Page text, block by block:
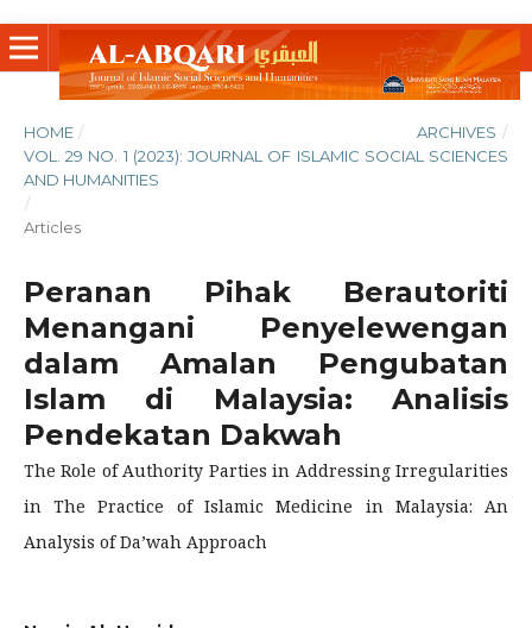
HOME / ARCHIVES /
VOL. 29 NO. 1 (2023): JOURNAL OF ISLAMIC SOCIAL SCIENCES
AND HUMANITIES
/
Articles
Peranan Pihak Berautoriti
Menangani Penyelewengan
dalam Amalan Pengubatan
Islam di Malaysia: Analisis
Pendekatan Dakwah
The Role of Authority Parties in Addressing Irregularities
in The Practice of Islamic Medicine in Malaysia: An
Analysis of Da’wah Approach